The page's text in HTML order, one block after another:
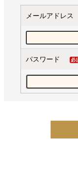
メールアドレス
パスワード